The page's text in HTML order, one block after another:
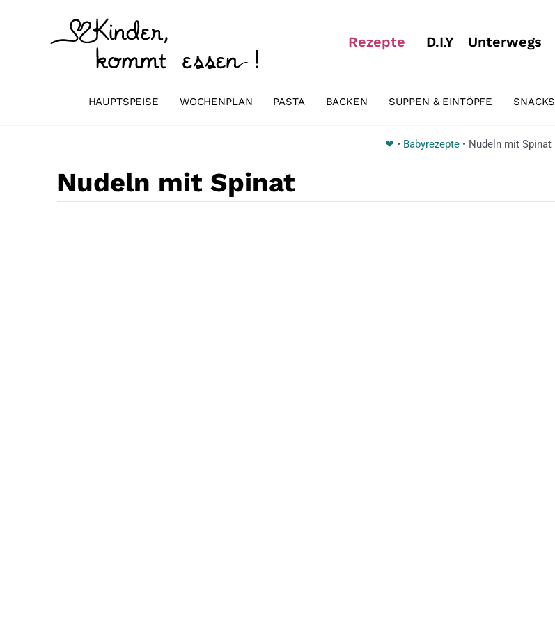
Rezepte D.I.Y Unterwegs
HAUPTSPEISE WOCHENPLAN PASTA BACKEN SUPPEN & EINTÖPFE SNACKS
❤ • Babyrezepte• Nudeln mit Spinat
Nudeln mit Spinat